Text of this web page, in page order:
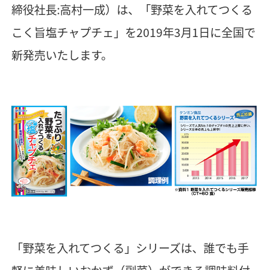
締役社長:高村一成）は、「野菜を入れてつくる
こく旨塩チャプチェ」を2019年3月1日に全国で
新発売いたします。
「野菜を入れてつくる」シリーズは、誰でも手